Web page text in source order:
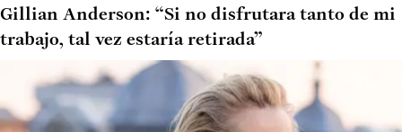
Gillian Anderson: “Si no disfrutara tanto de mi
trabajo, tal vez estaría retirada”